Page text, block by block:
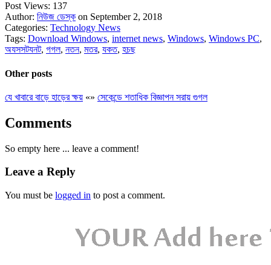
Post Views: 137
Author: নিউজ ডেস্ক on September 2, 2018
Categories: Technology News
Tags: Download Windows, internet news, Windows, Windows PC,
অযসসটযনট, গগল, নতন, মতর, যকত, হচছ
Other posts
যে খাবারে বাড়ে হাড়ের ক্ষয় «» সেকেন্ডে শতাধিক বিজ্ঞাপন সরায় গুগল
Comments
So empty here ... leave a comment!
Leave a Reply
You must be logged in to post a comment.